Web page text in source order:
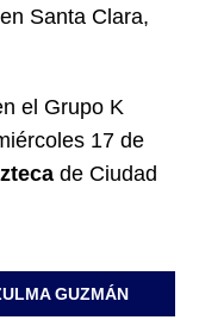
Santa Clara,
el Grupo K
17 de
de Ciudad
GUZMÁN